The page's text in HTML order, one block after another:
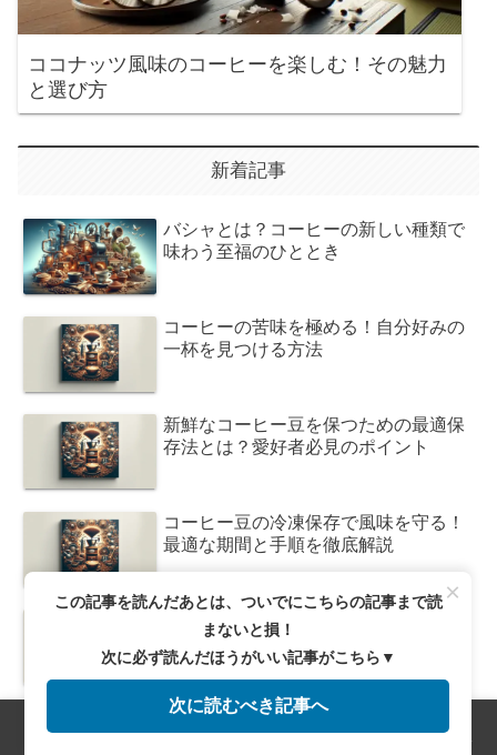
ココナッツ風味のコーヒーを楽しむ！その魅力
と選び方
新着記事
バシャとは？コーヒーの新しい種類で
味わう至福のひととき
コーヒーの苦味を極める！自分好みの
一杯を見つける方法
新鮮なコーヒー豆を保つための最適保
存法とは？愛好者必見のポイント
コーヒー豆の冷凍保存で風味を守る！
最適な期間と手順を徹底解説
コーヒー豆の保存法！常温で風味を長
持ちさせる秘訣とは？
サイドバー
×
この記事を読んだあとは、ついでにこちらの記事まで読
まないと損！
次に必ず読んだほうがいい記事がこちら▼
次に読むべき記事へ